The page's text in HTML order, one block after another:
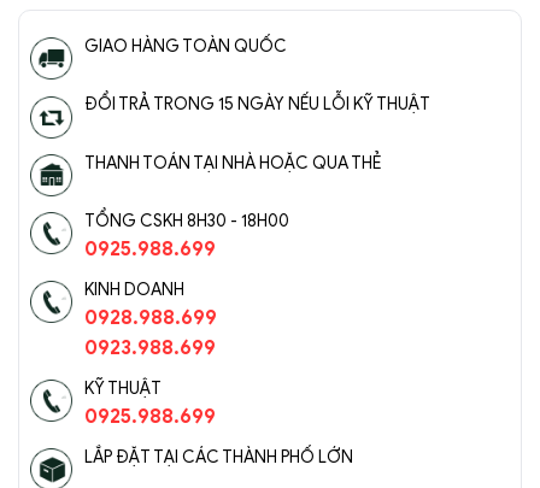
Công ty Cổ Phần Xây Dựng và Thương Mại
Sencom Việt Nam
Website:https://sencom.vn/
Địa chỉ showroom:
71 Trần Đăng Ninh, Quang
Trung, Hà Đông, Hà Nội
Hotline:0925.988.699
chuyển ngoại thành. Áp dụng đối với đơn hàng có
giá trị trên 1.500.000đ (Bao gồm tất cả mã sản
Lưu ý: Đơn hàng sẽ chỉ được gửi đi sau khi có xác
khách vui lòng giữ điện thoại
GIAO HÀNG TOÀN QUỐC
ĐỔI TRẢ TRONG 15 NGÀY NẾU LỖI KỸ THUẬT
THANH TOÁN TẠI NHÀ HOẶC QUA THẺ
TỔNG CSKH 8H30 - 18H00
0925.988.699
KINH DOANH
0928.988.699
0923.988.699
KỸ THUẬT
0925.988.699
LẮP ĐẶT TẠI CÁC THÀNH PHỐ LỚN